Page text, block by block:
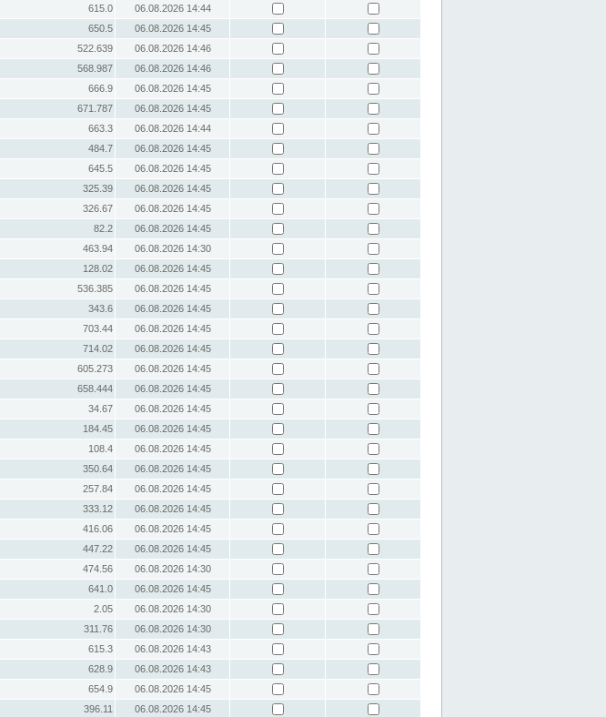
615.0
06.08.2026 14:44
650.5
06.08.2026 14:45
522.639
06.08.2026 14:46
568.987
06.08.2026 14:46
666.9
06.08.2026 14:45
671.787
06.08.2026 14:45
663.3
06.08.2026 14:44
484.7
06.08.2026 14:45
645.5
06.08.2026 14:45
325.39
06.08.2026 14:45
326.67
06.08.2026 14:45
82.2
06.08.2026 14:45
463.94
06.08.2026 14:30
128.02
06.08.2026 14:45
536.385
06.08.2026 14:45
343.6
06.08.2026 14:45
703.44
06.08.2026 14:45
714.02
06.08.2026 14:45
605.273
06.08.2026 14:45
658.444
06.08.2026 14:45
34.67
06.08.2026 14:45
184.45
06.08.2026 14:45
108.4
06.08.2026 14:45
350.64
06.08.2026 14:45
257.84
06.08.2026 14:45
333.12
06.08.2026 14:45
416.06
06.08.2026 14:45
447.22
06.08.2026 14:45
474.56
06.08.2026 14:30
641.0
06.08.2026 14:45
2.05
06.08.2026 14:30
311.76
06.08.2026 14:30
615.3
06.08.2026 14:43
628.9
06.08.2026 14:43
654.9
06.08.2026 14:45
396.11 06.08.2026 14:45